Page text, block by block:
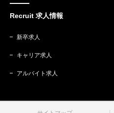
Recruit 求人情報
新卒求人
キャリア求人
アルバイト求人